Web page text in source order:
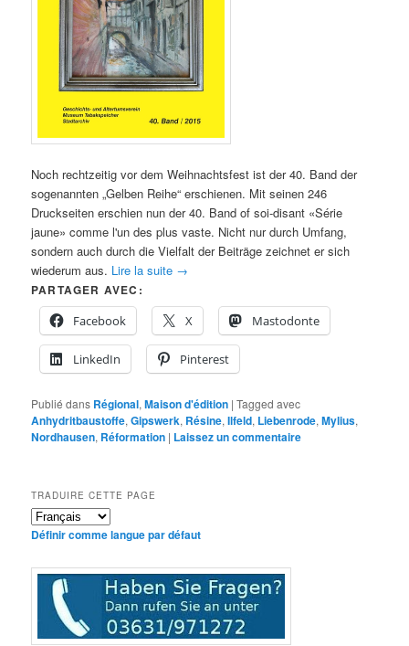
Noch rechtzeitig vor dem Weihnachtsfest ist der 40. Band der
sogenannten „Gelben Reihe“ erschienen. Mit seinen 246
Druckseiten erschien nun der 40. Band of soi-disant «Série
jaune» comme l'un des plus vaste. Nicht nur durch Umfang,
sondern auch durch die Vielfalt der Beiträge zeichnet er sich
wiederum aus. Lire la suite →
PARTAGER AVEC:
Facebook
X Mastodonte
LinkedIn Pinterest
Publié dans Régional,Maison d'édition |Tagged avec
Anhydritbaustoffe,Gipswerk, Résine,Ilfeld, Liebenrode,Mylius,
Nordhausen, Réformation | Laissez un commentaire
TRADUIRE CETTE PAGE
Définir comme langue par défaut